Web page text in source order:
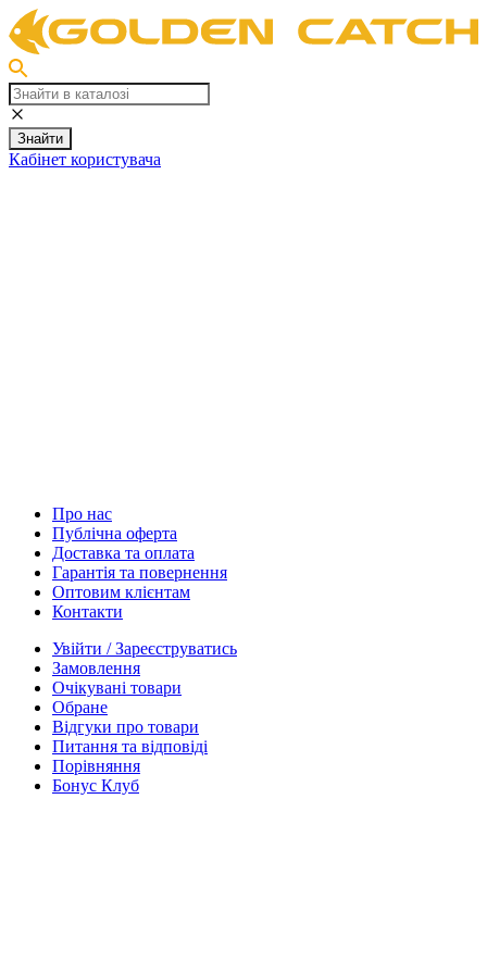
Знайти
Кабінет користувача
Про нас
Публічна оферта
Доставка та оплата
Гарантія та повернення
Оптовим клієнтам
Контакти
Увійти / Зареєструватись
Замовлення
Очікувані товари
Обране
Відгуки про товари
Питання та відповіді
Порівняння
Бонус Клуб